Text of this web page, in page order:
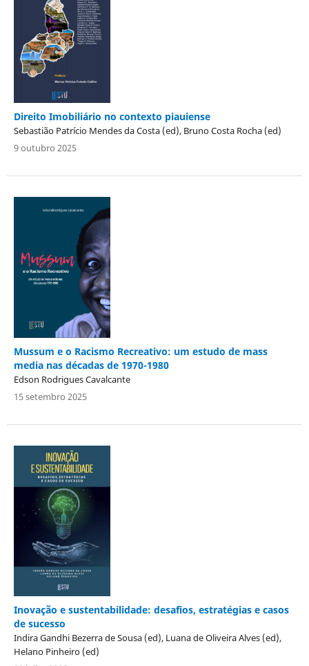
Direito Imobiliário no contexto piauiense
Sebastião Patrício Mendes da Costa (ed), Bruno Costa Rocha (ed)
9 outubro 2025
Mussum e o Racismo Recreativo: um estudo de mass
media nas décadas de 1970-1980
Edson Rodrigues Cavalcante
15 setembro 2025
Inovação e sustentabilidade: desafios, estratégias e casos
de sucesso
Indira Gandhi Bezerra de Sousa (ed), Luana de Oliveira Alves (ed),
Helano Pinheiro (ed)